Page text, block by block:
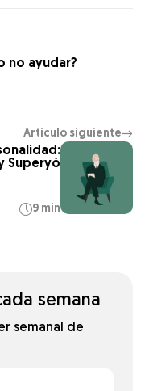
no ayudar?
Artículo siguiente→
Superyó
9 min
semana
semanal de